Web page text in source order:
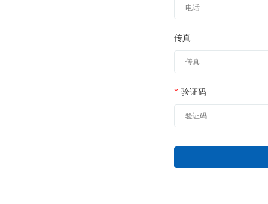
传真
* 验证码